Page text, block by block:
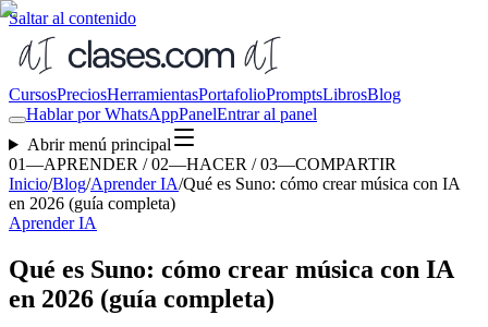
Saltar al contenido
CursosPreciosHerramientasPortafolioPromptsLibrosBlog
Hablar por WhatsAppPanelEntrar al panel
Abrir menú principal
01—APRENDER / 02—HACER / 03—COMPARTIR
Inicio/Blog/Aprender IA/Qué es Suno: cómo crear música con IA
en 2026 (guía completa)
Aprender IA
Qué es Suno: cómo crear música con IA
en 2026 (guía completa)